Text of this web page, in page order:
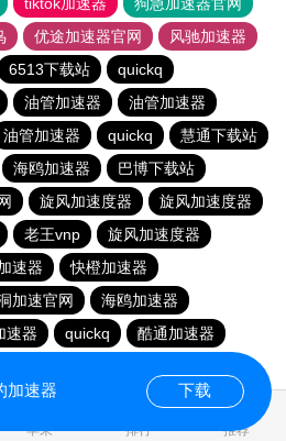
tiktok加速器
狗急加速器官网
优途加速器官网
风驰加速器
6513下载站
quickq
油管加速器
油管加速器
油管加速器 quickq
慧通下载站
海鸥加速器
巴博下载站
旋风加速度器
旋风加速度器
老王vnp
旋风加速度器
速器
快橙加速器
加速官网
海鸥加速器
速器 quickq
酷通加速器
苹果 排行 推荐
加速器 下载
0.116406s